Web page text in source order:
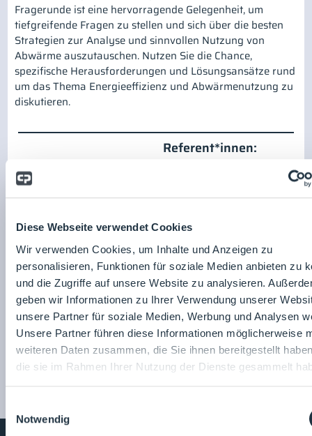
Diese Webseite verwendet Cookies
Wir verwenden Cookies, um Inhalte und Anzeigen zu
personalisieren, Funktionen für soziale Medien anbieten zu
und die Zugriffe auf unsere Website zu analysieren.
geben wir Informationen zu Ihrer Verwendung unserer
unsere Partner für soziale Medien, Werbung und Analysen
Unsere Partner führen diese Informationen möglicherweise
weiteren Daten zusammen, die Sie ihnen bereitgestellt
die sie im Rahmen Ihrer Nutzung der Dienste gesammelt
Notwendig
Fragerunde ist eine hervorragende Gelegenheit, um
tiefgreifende Fragen zu stellen und sich über die besten
Strategien zur Analyse und sinnvollen Nutzung von
Abwärme auszutauschen. Nutzen Sie die Chance,
spezifische Herausforderungen und Lösungsansätze rund
um das Thema Energieeffizienz und Abwärmenutzung zu
diskutieren.
Referent*innen:
Thomas Kloevekorn
Industriekälte GmbH
Zum Unternehmensprofil